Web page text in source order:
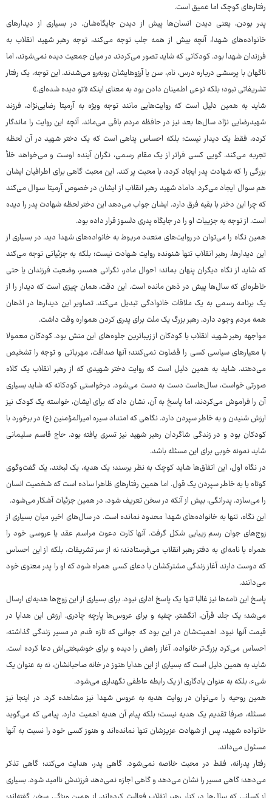
رفتارهای کوچک اما عمیق است.
پدر بودن، یعنی دیدن انسان‌ها پیش از دیدن جایگاه‌شان. در بسیاری از دیدارهای
خانواده‌های شهدا، آنچه بیش از همه جلب توجه می‌کند، توجه رهبر شهید انقلاب به
فرزندان شهدا بود. کودکانی که شاید تصور می‌کردند در میان جمعیت دیده نمی‌شوند، اما
ناگهان با پرسشی درباره درس، نام، سن یا آرزوهایشان روبه‌رو می‌شدند. این توجه، یک رفتار
تشریفاتی نبود؛ بلکه نوعی اطمینان دادن بود به معنای اینکه «تو دیده شده‌ای.»
شاید به همین دلیل است که روایت‌هایی مانند توجه ویژه به آرمیتا رضایی‌نژاد، فرزند
شهیدرضایی نژاد سال‌ها بعد نیز در حافظه مردم باقی می‌ماند. آنچه این روایت را ماندگار
کرده، فقط یک دیدار نیست؛ بلکه احساس پناهی است که یک دختر شهید در آن لحظه
تجربه می‌کند. گویی کسی فراتر از یک مقام رسمی، نگران آینده اوست و می‌خواهد خلأ
بزرگی را که شهادت پدر ایجاد کرده، با محبت پر کند. این محبت گاهی برای اطرافیان ایشان
هم سوال ایجاد می‌کرد. داماد شهید رهبر انقلاب از ایشان در خصوص آرمیتا سوال می‌کند
که چرا این دختر با بقیه فرق دارد. ایشان جواب می‌دهد این دختر لحظه شهادت پدر را دیده
است. از توجه به جزییات او را در جایگاه پدری دلسوز قرار داده بود.
همین نگاه را می‌توان در روایت‌های متعدد مربوط به خانواده‌های شهدا دید. در بسیاری از
این دیدارها، رهبر انقلاب تنها شنونده روایت شهادت نیست؛ بلکه به جزئیاتی توجه می‌کند
که شاید از نگاه دیگران پنهان بماند؛ احوال مادر، نگرانی همسر، وضعیت فرزندان یا حتی
خاطره‌ای که سال‌ها پیش در ذهن مانده است. این دقت، همان چیزی است که دیدار را از
یک برنامه رسمی به یک ملاقات خانوادگی تبدیل می‌کند. تصاویر این دیدارها در اذهان
همه مردم وجود دارد. رهبر بزرگ یک ملت برای پدری کردن همواره وقت داشت.
مواجهه رهبر شهید انقلاب با کودکان از زیباترین جلوه‌های این منش بود. کودکان معمولا
با معیارهای سیاسی کسی را قضاوت نمی‌کنند؛ آنها صداقت، مهربانی و توجه را تشخیص
می‌دهند. شاید به همین دلیل است که روایت دختر شهیدی که از رهبر انقلاب یک کلاه
صورتی خواست، سال‌هاست دست به دست می‌شود. درخواستی کودکانه که شاید بسیاری
آن را فراموش می‌کردند، اما پاسخ به آن، نشان داد که برای ایشان، خواسته یک کودک نیز
ارزش شنیدن و به خاطر سپردن دارد. نگاهی که امتداد سیره امیرالمؤمنین (ع) در برخورد با
کودکان بود و در زندگی شاگردان رهبر شهید نیز تسری یافته بود. حاج قاسم سلیمانی
شاید نمونه خوبی برای این مسئله باشد.
در نگاه اول، این اتفاق‌ها شاید کوچک به نظر برسند؛ یک هدیه، یک لبخند، یک گفت‌وگوی
کوتاه یا به خاطر سپردن یک قول. اما همین رفتارهای ظاهرا ساده است که شخصیت انسان
را می‌سازد. پدرانگی، بیش از آنکه در سخن تعریف شود، در همین جزئیات آشکار می‌شود.
این نگاه، تنها به خانواده‌های شهدا محدود نمانده است. در سال‌های اخیر، میان بسیاری از
زوج‌های جوان رسم زیبایی شکل گرفت. آنها کارت دعوت مراسم عقد یا عروسی خود را
همراه با نامه‌ای به دفتر رهبر انقلاب می‌فرستادند؛ نه از سر تشریفات، بلکه از این احساس
که دوست دارند آغاز زندگی مشترکشان با دعای کسی همراه شود که او را پدر معنوی خود
می‌دانند.
پاسخ این نامه‌ها نیز غالبا تنها یک پاسخ اداری نبود. برای بسیاری از این زوج‌ها هدیه‌ای ارسال
می‌شد؛ یک جلد قرآن، انگشتر، چفیه و برای عروس‌ها پارچه چادری. ارزش این هدایا در
قیمت آنها نبود. اهمیت‌شان در این بود که جوانی که تازه قدم در مسیر زندگی گذاشته،
احساس می‌کرد بزرگ‌تر خانواده، آغاز راهش را دیده و برای خوشبختی‌اش دعا کرده است.
شاید به همین دلیل است که بسیاری از این هدایا هنوز در خانه صاحبانشان، نه به عنوان یک
شیء، بلکه به عنوان یادگاری از یک رابطه عاطفی نگهداری می‌شود.
همین روحیه را می‌توان در روایت هدیه به عروس شهدا نیز مشاهده کرد. در اینجا نیز
مسئله، صرفا تقدیم یک هدیه نیست؛ بلکه پیام آن هدیه اهمیت دارد. پیامی که می‌گوید
خانواده شهید، پس از شهادت عزیزشان تنها نمانده‌اند و هنوز کسی خود را نسبت به آنها
مسئول می‌داند.
رفتار پدرانه، فقط در محبت خلاصه نمی‌شود. گاهی پدر، هدایت می‌کند؛ گاهی تذکر
می‌دهد؛ گاهی مسیر را نشان می‌دهد و گاهی اجازه نمی‌دهد فرزندش ناامید شود. بسیاری